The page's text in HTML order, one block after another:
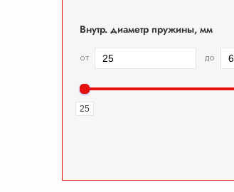
Внутр. диаметр пружины, мм
от до
25